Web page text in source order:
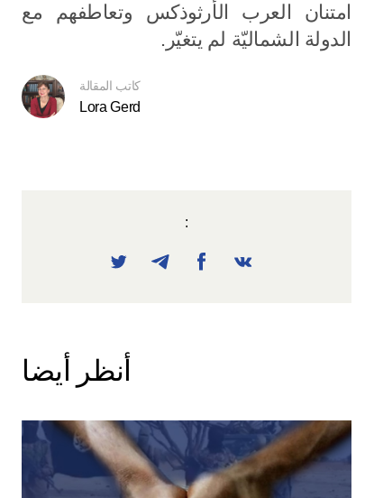
امتنان العرب الأرثوذكس وتعاطفهم مع
الدولة الشماليّة لم يتغيّر.
كاتب المقالة
Lora Gerd
:
أنظر أيضا